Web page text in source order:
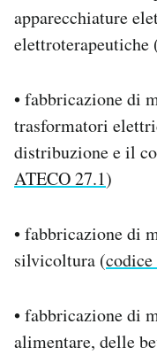
apparecchiature
elettroterapeutiche
• fabbricazione di
trasformatori
distribuzione e il
ATECO 27.1)
• fabbricazione di
silvicoltura (
• fabbricazione di
alimentare, delle